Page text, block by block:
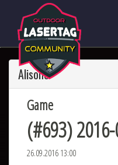
Alisone
Game
(#693)
26.09.2016 13:00